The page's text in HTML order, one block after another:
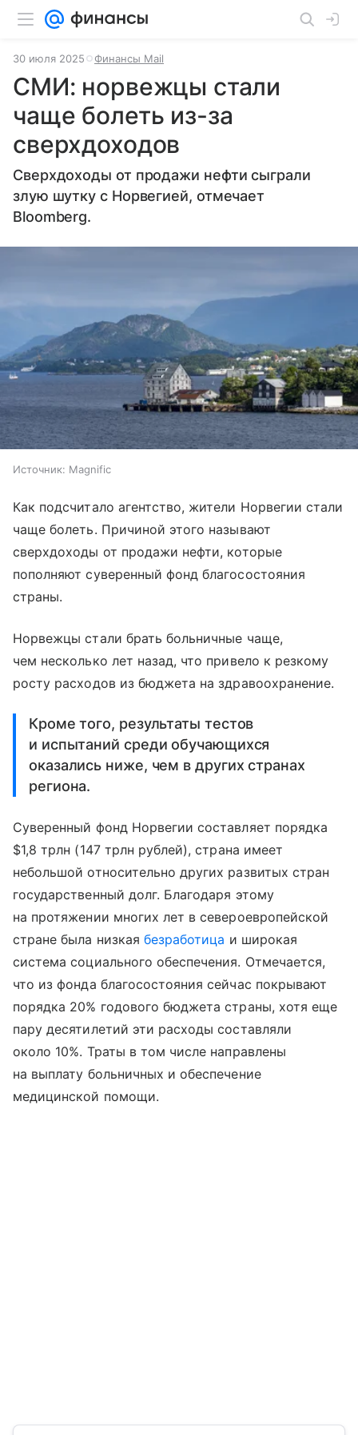
30 июля 2025 Финансы Mail
СМИ: норвежцы стали
чаще болеть из-за
сверхдоходов
Сверхдоходы от продажи нефти сыграли
злую шутку с Норвегией, отмечает
Bloomberg.
Источник: Magnific
Как подсчитало агентство, жители Норвегии стали
чаще болеть. Причиной этого называют
сверхдоходы от продажи нефти, которые
пополняют суверенный фонд благосостояния
страны.
Норвежцы стали брать больничные чаще,
чем несколько лет назад, что привело к резкому
росту расходов из бюджета на здравоохранение.
Кроме того, результаты тестов
и испытаний среди обучающихся
оказались ниже, чем в других странах
региона.
Суверенный фонд Норвегии составляет порядка
$1,8 трлн (147 трлн рублей), страна имеет
небольшой относительно других развитых стран
государственный долг. Благодаря этому
на протяжении многих лет в североевропейской
стране была низкая безработица и широкая
система социального обеспечения. Отмечается,
что из фонда благосостояния сейчас покрывают
порядка 20% годового бюджета страны, хотя еще
пару десятилетий эти расходы составляли
около 10%. Траты в том числе направлены
на выплату больничных и обеспечение
медицинской помощи.